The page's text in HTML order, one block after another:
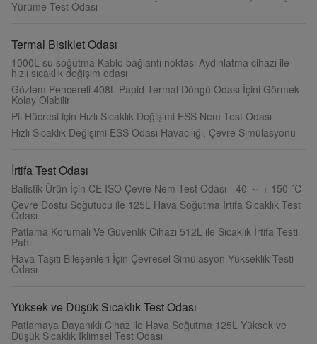
Yürüme Test Odası
Termal Bisiklet Odası
1000L su soğutma Kablo bağlantı noktası Aydınlatma cihazı ile
hızlı sıcaklık değişim odası
Gözlem Pencereli 408L Papid Termal Döngü Odası İçini Görmek
Kolay Olabilir
Pil Hücresi için Hızlı Sıcaklık Değişimi ESS Nem Test Odası
Hızlı Sıcaklık Değişimi ESS Odası Havacılığı, Çevre Simülasyonu
İrtifa Test Odası
Balistik Ürün İçin CE ISO Çevre Nem Test Odası - 40 ～ + 150 ℃
Çevre Dostu Soğutucu ile 125L Hava Soğutma İrtifa Sıcaklık Test
Odası
Patlama Korumalı Ve Güvenlik Cihazı 512L ile Sıcaklık İrtifa Testi
Pahı
Hava Taşıtı Bileşenleri İçin Çevresel Simülasyon Yükseklik Testi
Odası
Yüksek ve Düşük Sıcaklık Test Odası
Patlamaya Dayanıklı Cihaz ile Hava Soğutma 125L Yüksek ve
Düşük Sıcaklık İklimsel Test Odası